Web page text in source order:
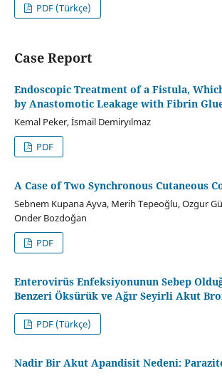
PDF (Türkçe)
Case Report
Endoscopic Treatment of a Fistula,
by Anastomotic Leakage with Fibrin
Kemal Peker, İsmail Demiryılmaz
PDF
A Case of Two Synchronous Cutaneous
Sebnem Kupana Ayva, Merih Tepeoğlu, Ozgur
Onder Bozdoğan
PDF
Enterovirüs Enfeksiyonunun Sebep
Benzeri Öksürük ve Ağır Seyirli Akut
PDF (Türkçe)
Nadir Bir Akut Apandisit Nedeni: